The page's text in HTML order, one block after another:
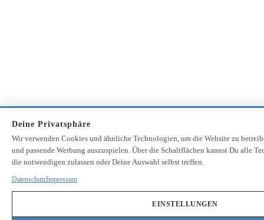
Deine Privatsphäre
Wir verwenden Cookies und ähnliche Technologien, um die Website zu
und passende Werbung auszuspielen. Über die Schaltflächen kannst Du alle
die notwendigen zulassen oder Deine Auswahl selbst treffen.
DatenschutzImpressum
EINSTELLUNGEN